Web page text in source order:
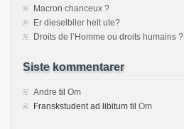
Macron chanceux ?
Er dieselbiler helt ute?
Droits de l’Homme ou droits humains ?
Siste kommentarer
Andre til Om
Franskstudent ad libitum til Om